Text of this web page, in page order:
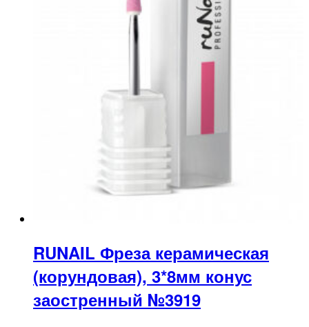
RUNAIL Фреза керамическая
(корундовая), 3*8мм конус
заостренный №3919